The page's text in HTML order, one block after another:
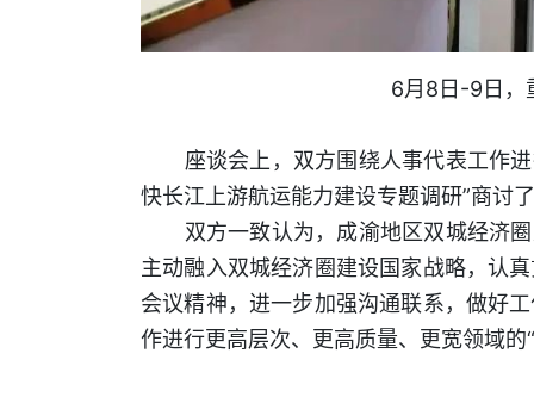
6月8日-9日，
座谈会上，双方围绕人事代表工作进
快长江上游航运能力建设专题调研”商讨
双方一致认为，成渝地区双城经济圈
主动融入双城经济圈建设国家战略，认
会议精神，进一步加强沟通联系，做好
作进行更高层次、更高质量、更宽领域